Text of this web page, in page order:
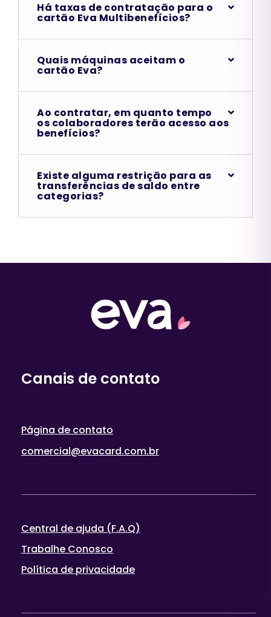
Há taxas de contratação para o
cartão Eva Multibenefícios?
Quais máquinas aceitam o
cartão Eva?
Ao contratar, em quanto tempo
os colaboradores terão acesso aos
benefícios?
Existe alguma restrição para as
transferências de saldo entre
categorias?
Canais de contato
Página de contato
comercial@evacard.com.br
Central de ajuda (F.A.Q)
Trabalhe Conosco
Política de privacidade